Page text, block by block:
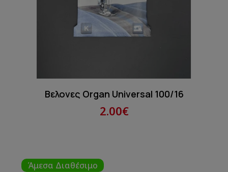
Βελονες Organ Universal 100/16
2.00€
Άμεσα Διαθέσιμο